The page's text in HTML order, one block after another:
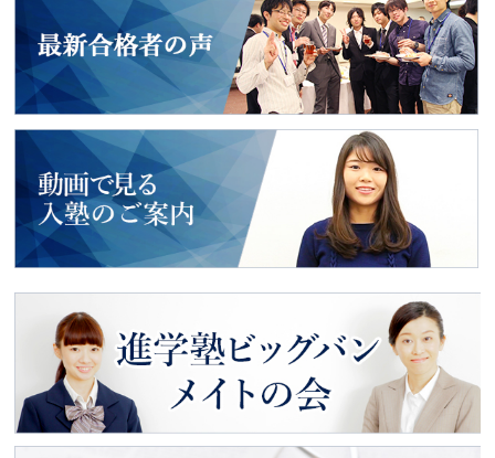
2018年度入試
最新合格者の声
入塾のご案内
進学塾ビッグバン